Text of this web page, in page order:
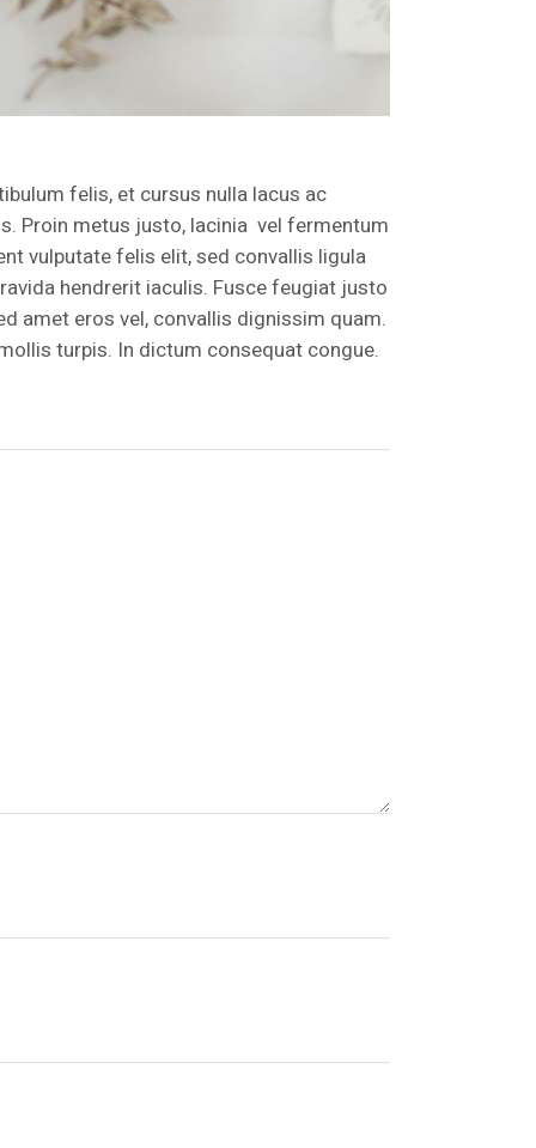
felis, et cursus nulla lacus ac
Proin metus justo, lacinia vel fermentum
vulputate felis elit, sed convallis ligula
hendrerit iaculis. Fusce feugiat justo
amet eros vel, convallis dignissim quam.
turpis. In dictum consequat congue.